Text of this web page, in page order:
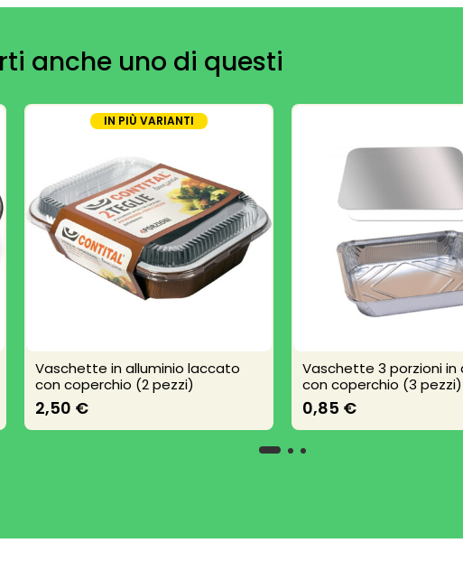
anche uno di questi
IN PIÙ VARIANTI
Vaschette in alluminio laccato
con coperchio (2 pezzi)
2,50 €
Vaschette 3 porzioni in
con coperchio (3 pezzi)
0,85 €